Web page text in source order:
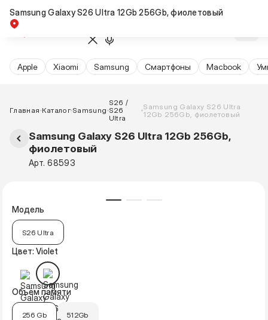
Apple Xiaomi Samsung Cмартфоны Macbook
Главная Каталог Samsung
S26 /
S26
Ultra
Samsung Galaxy S26 Ultra
12Gb 256Gb, фиолетовый
Samsung Galaxy S26 Ultra 12Gb 256Gb,
фиолетовый
Арт. 68593
Модель
S26 Ultra
Цвет: Violet
Объём памяти
256 Gb 512Gb
Samsung Galaxy S26 Ultra 12Gb 256Gb, фиолетовый